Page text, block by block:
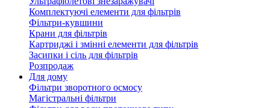
Комплектуючі елементи для фільтрів
Фільтри-кувшини
Крани для фільтрів
Картриджі і змінні елементи для фільтрів
Засипки і сіль для фільтрів
Розпродаж
Для дому
Фільтри зворотного осмосу
Магістральні фільтри